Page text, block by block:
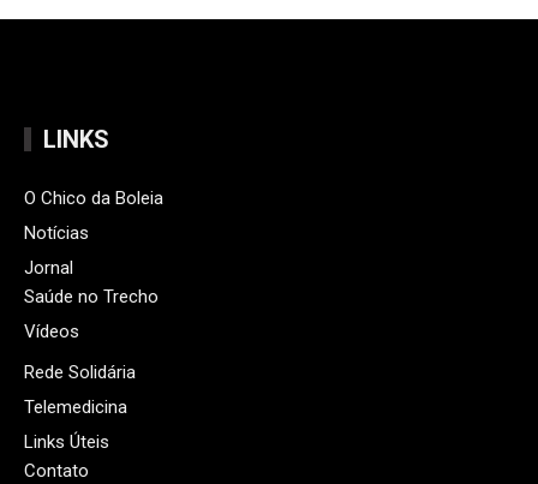
LINKS
O Chico da Boleia
Notícias
Jornal
Saúde no Trecho
Vídeos
Rede Solidária
Telemedicina
Links Úteis
Contato